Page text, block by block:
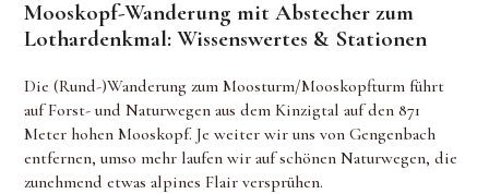
Mooskopf-Wanderung mit Abstecher zum
Lothardenkmal: Wissenswertes & Stationen
Die (Rund-)Wanderung zum Moosturm/Mooskopfturm führt
auf Forst- und Naturwegen aus dem Kinzigtal auf den 871
Meter hohen Mooskopf. Je weiter wir uns von Gengenbach
entfernen, umso mehr laufen wir auf schönen Naturwegen, die
zunehmend etwas alpines Flair versprühen.